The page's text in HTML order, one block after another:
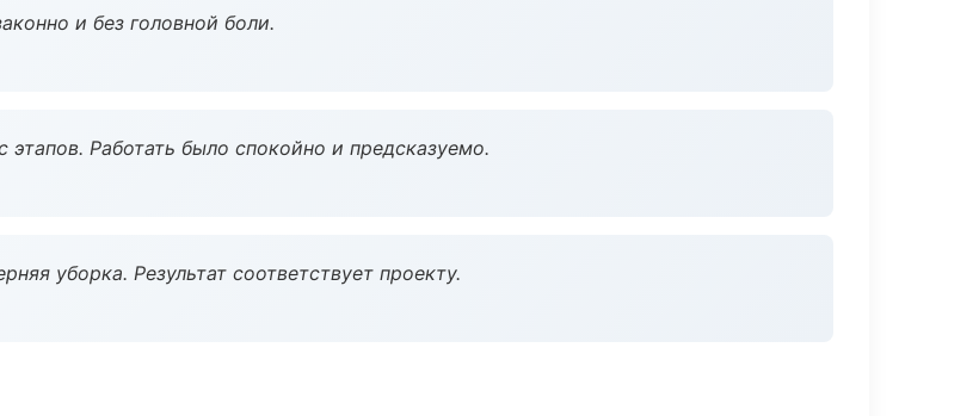
и без головной боли.
Работать было спокойно и предсказуемо.
уборка. Результат соответствует проекту.